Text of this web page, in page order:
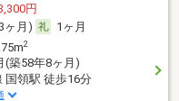
円
ヶ月)
1ヶ月
2
(築58年8ヶ月)
国領駅 徒歩16分